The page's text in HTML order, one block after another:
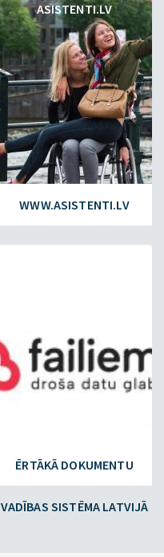
ASISTENTI.LV
WWW.ASISTENTI.LV
ĒRTĀKĀ DOKUMENTU
VADĪBAS SISTĒMA LATVIJĀ